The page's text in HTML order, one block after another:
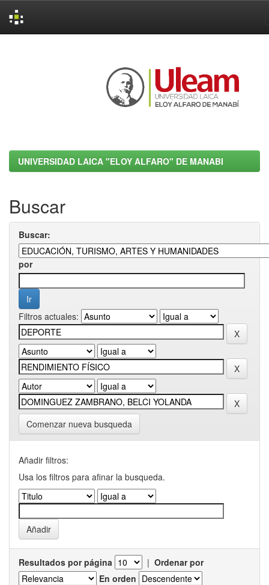
UNIVERSIDAD LAICA "ELOY ALFARO" DE MANABI
Buscar
Buscar:
por
Filtros actuales:
Comenzar nueva busqueda
Añadir filtros:
Usa los filtros para afinar la busqueda.
Resultados por página | Ordenar por
En orden